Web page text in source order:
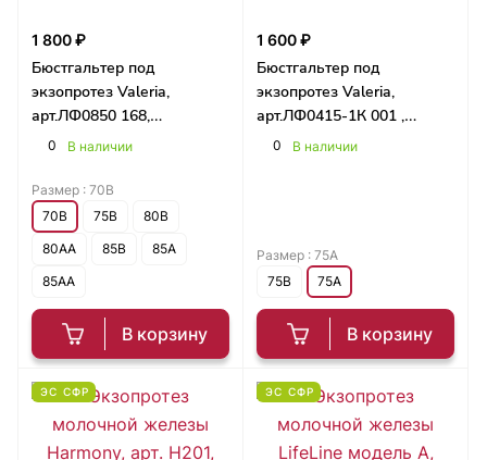
1 800 ₽
Бюстгальтер под
экзопротез Valeria,
арт.ЛФ0850 168,
серебристый пион
0 В наличии
В корзину
Размер : 70B
70B
75B
80B
80AA
85B
85A
85AA
1 600 ₽
Бюстгальтер под
экзопротез Valeria,
арт.ЛФ0415-1К 001 ,
белый
0 В наличии
В корзину
Размер : 75A
75B
75A
ЭС СФР ЭС СФР